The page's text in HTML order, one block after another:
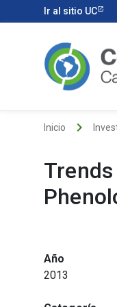
Ir al sitio UC
Inicio keyboard_arrow_right
Año
2013